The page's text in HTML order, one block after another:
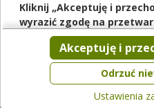
Kanakinumab
Kandesartan
Kannabidiol
Kannabidiol/Kwas
Kannabinol (CBN)
Kliknij „Akceptuję i
wyrazić zgodę na
partnerów Twoich
Pamiętaj, że wyrażenie
zgodę możesz w każdej
zgodę na przetwarzanie
celach. Jeżeli chcesz
Odrzuć
Akceptuję i
Ustawienia